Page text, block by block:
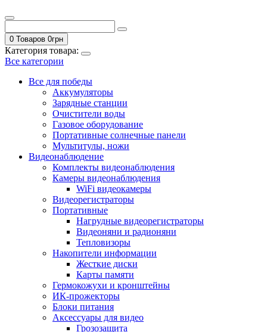
0 Товаров 0грн
Категория товара:
Все категории
Все для победы
Аккумуляторы
Зарядные станции
Очистители воды
Газовое оборудование
Портативные солнечные панели
Мультитулы, ножи
Видеонаблюдение
Комплекты видеонаблюдения
Камеры видеонаблюдения
WiFi видеокамеры
Видеорегистраторы
Портативные
Нагрудные видеорегистраторы
Видеоняни и радионяни
Тепловизоры
Накопители информации
Жесткие диски
Карты памяти
Гермокожухи и кронштейны
ИК-прожекторы
Блоки питания
Аксессуары для видео
Грозозащита